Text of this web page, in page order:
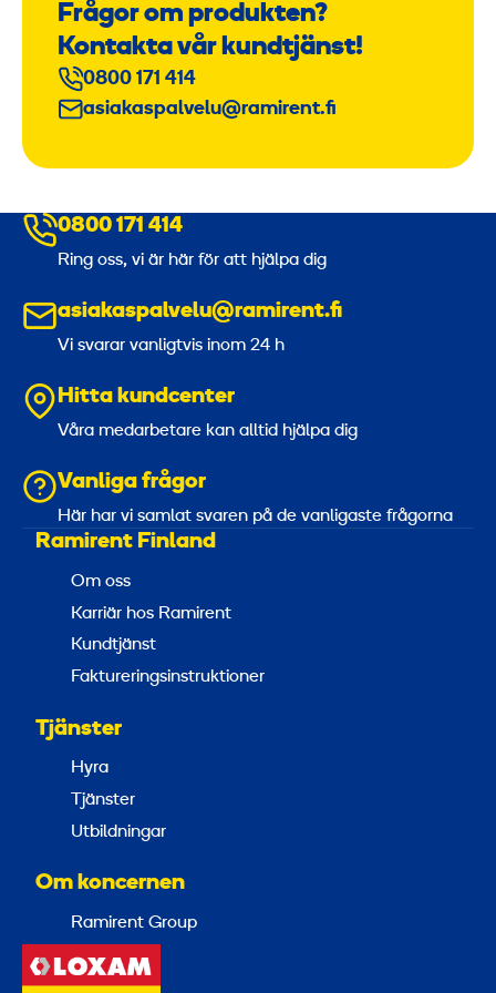
Frågor om produkten?
Kontakta vår kundtjänst!
0800 171 414
asiakaspalvelu@ramirent.fi
0800 171 414
Ring oss, vi är här för att hjälpa dig
asiakaspalvelu@ramirent.fi
Vi svarar vanligtvis inom 24 h
Hitta kundcenter
Våra medarbetare kan alltid hjälpa dig
Vanliga frågor
Här har vi samlat svaren på de vanligaste frågorna
Ramirent Finland
Om oss
Karriär hos Ramirent
Kundtjänst
Faktureringsinstruktioner
Tjänster
Hyra
Tjänster
Utbildningar
Om koncernen
Ramirent Group